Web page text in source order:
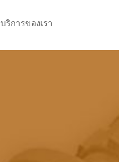
บริการของเรา